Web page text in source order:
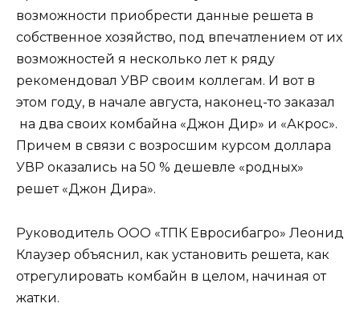
возможности приобрести данные решета в
собственное хозяйство, под впечатлением от их
возможностей я несколько лет к ряду
рекомендовал УВР своим коллегам. И вот в
этом году, в начале августа, наконец-то заказал
на два своих комбайна «Джон Дир» и «Акрос».
Причем в связи с возросшим курсом доллара
УВР оказались на 50 % дешевле «родных»
решет «Джон Дира».
Руководитель ООО «ТПК Евросибагро» Леонид
Клаузер объяснил, как установить решета, как
отрегулировать комбайн в целом, начиная от
жатки.